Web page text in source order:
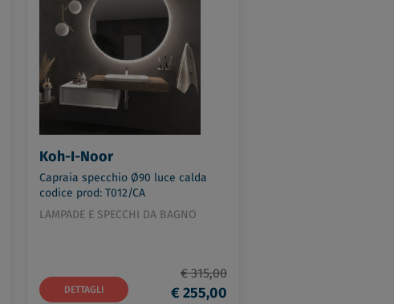
Koh-I-Noor
Capraia specchio Ø90 luce calda
codice prod: T012/CA
LAMPADE E SPECCHI DA BAGNO
DETTAGLI
€ 315,00
€ 255,00